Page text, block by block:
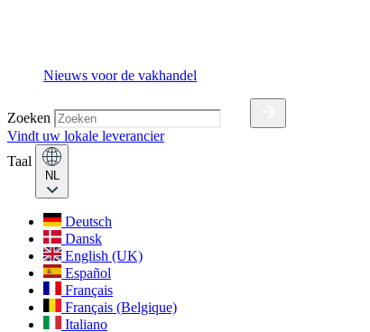
Nieuws voor de vakhandel
Zoeken
Vindt uw lokale leverancier
Taal
NL
Deutsch
Dansk
English (UK)
Español
Français
Français (Belgique)
Italiano